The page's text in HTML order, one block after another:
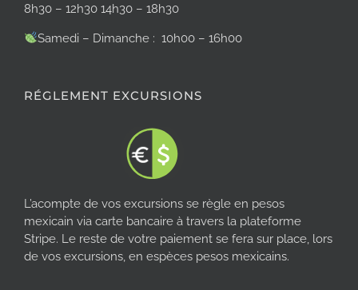
8h30 – 12h30 14h30 – 18h30
Samedi – Dimanche : 10h00 – 16h00
RÉGLEMENT EXCURSIONS
L’acompte de vos excursions se règle en pesos
mexicain via carte bancaire à travers la plateforme
Stripe. Le reste de votre paiement se fera sur place, lors
de vos excursions, en espèces pesos mexicains.